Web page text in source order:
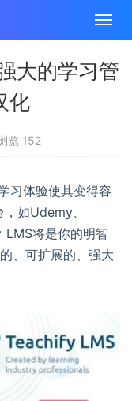
大的学习管
化
览 152
习体验使其变得容
如Udemy、
将是你的明智
、可扩展的、强大